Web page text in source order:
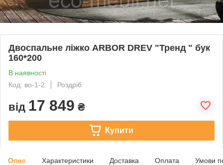
Двоспальне ліжко ARBOR DREV "Тренд " бук
160*200
В наявності
Код: во-1-2
Роздріб
від 17 849 ₴
Купити
Опис Характеристики Доставка Оплата Умови